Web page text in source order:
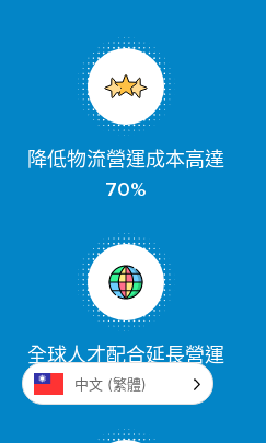
降低物流營運成本高達
70%
全球人才配合延長營運
時間
中文 (繁體)